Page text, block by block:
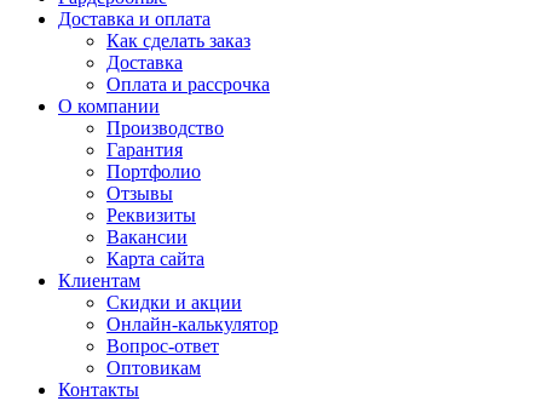
Доставка и оплата
Как сделать заказ
Доставка
Оплата и рассрочка
О компании
Производство
Гарантия
Портфолио
Отзывы
Реквизиты
Вакансии
Карта сайта
Клиентам
Скидки и акции
Онлайн-калькулятор
Вопрос-ответ
Оптовикам
Контакты